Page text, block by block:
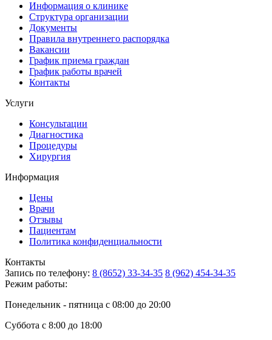
Информация о клинике
Структура организации
Документы
Правила внутреннего распорядка
Вакансии
График приема граждан
График работы врачей
Контакты
Услуги
Консультации
Диагностика
Процедуры
Хирургия
Информация
Цены
Врачи
Отзывы
Пациентам
Политика конфиденциальности
Контакты
Запись по телефону: 8 (8652) 33-34-35 8 (962) 454-34-35
Режим работы:
Понедельник - пятница с 08:00 до 20:00
Суббота с 8:00 до 18:00